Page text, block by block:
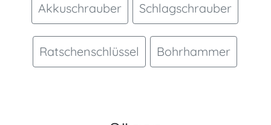
Akkuschrauber Schlagschrauber
Ratschenschlüssel Bohrhammer